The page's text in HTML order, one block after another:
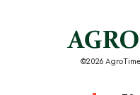
©2026